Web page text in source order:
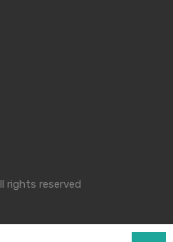
rights reserved